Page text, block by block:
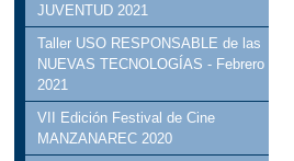
JUVENTUD 2021
Taller USO RESPONSABLE de las
NUEVAS TECNOLOGÍAS - Febrero
2021
VII Edición Festival de Cine
MANZANAREC 2020